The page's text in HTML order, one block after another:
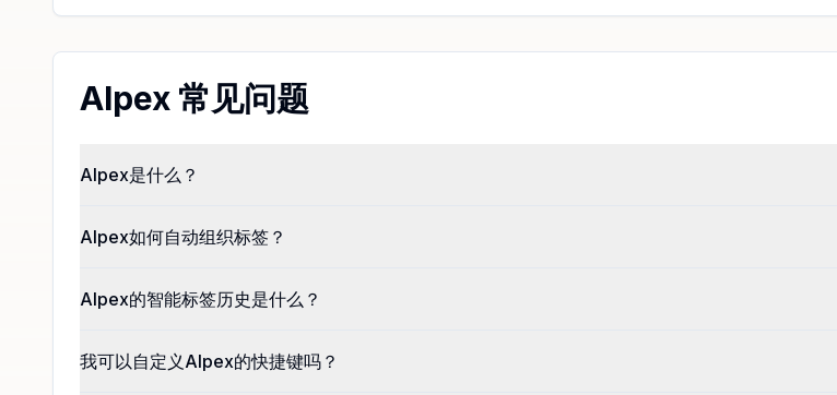
AIpex 常见问题
AIpex是什么？
AIpex如何自动组织标签？
AIpex的智能标签历史是什么？
我可以自定义AIpex的快捷键吗？